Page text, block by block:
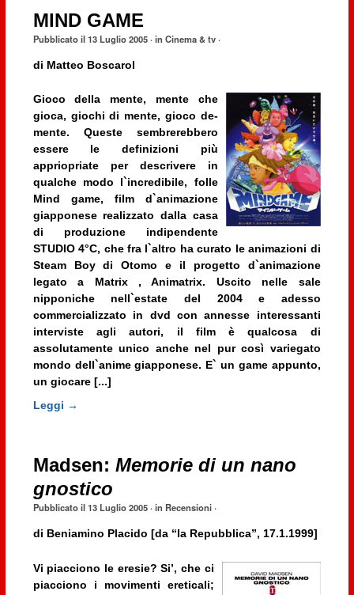
MIND GAME
Pubblicato il13 Luglio 2005· in Cinema & tv·
di Matteo Boscarol
Gioco della mente, mente che
gioca, giochi di mente, gioco de-
mente. Queste sembrerebbero
essere le definizioni più
appriopriate per descrivere in
qualche modo l`incredibile, folle
Mind game, film d`animazione
giapponese realizzato dalla casa
di produzione indipendente
STUDIO 4°C, che fra l`altro ha curato le animazioni di
Steam Boydi Otomo e il progetto d`animazione
legato a Matrix , Animatrix. Uscito nelle sale
nipponiche nell`estate del 2004 e adesso
commercializzato in dvd con annesse interessanti
interviste agli autori, il film è qualcosa di
assolutamente unico anche nel pur così variegato
mondo dell`anime giapponese. E` un game appunto,
un giocare [...]
Leggi →
Madsen: Memorie di un nano
gnostico
Pubblicato il13 Luglio 2005· in Recensioni·
di Beniamino Placido [da “la Repubblica”, 17.1.1999]
Vi piacciono le eresie? Si’, che ci
piacciono i movimenti ereticali;